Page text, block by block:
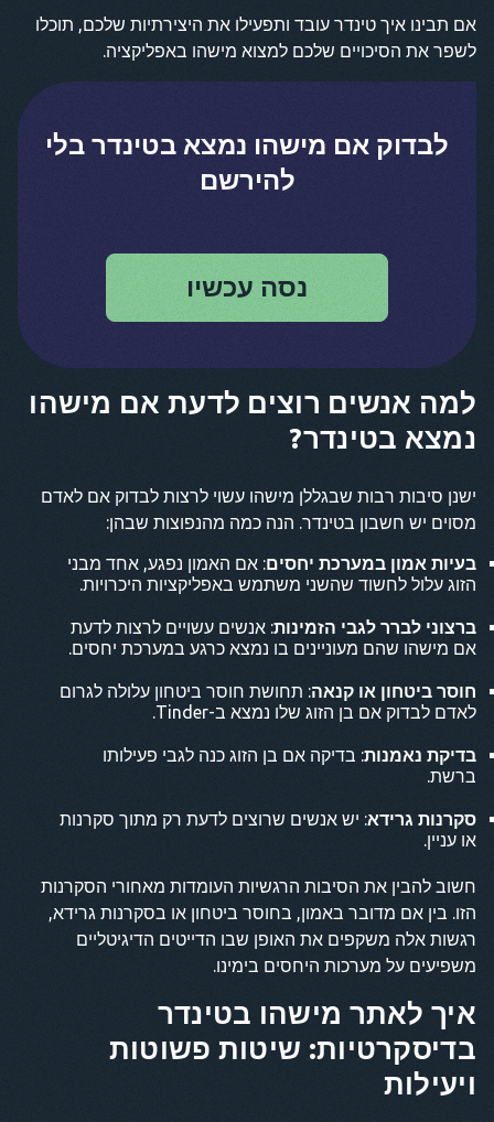
אם תבינו איך טינדר עובד ותפעילו את היצירתיות שלכם, תוכלו
לשפר את הסיכויים שלכם למצוא מישהו באפליקציה.
לבדוק אם מישהו נמצא בטינדר בלי
להירשם
נסה עכשיו
למה אנשים רוצים לדעת אם מישהו
נמצא בטינדר?
ישנן סיבות רבות שבגללן מישהו עשוי לרצות לבדוק אם לאדם
מסוים יש חשבון בטינדר. הנה כמה מהנפוצות שבהן:
בעיות אמון במערכת יחסים: אם האמון נפגע, אחד מבני
הזוג עלול לחשוד שהשני משתמש באפליקציות היכרויות.
ברצוני לברר לגבי הזמינות: אנשים עשויים לרצות לדעת
אם מישהו שהם מעוניינים בו נמצא כרגע במערכת יחסים.
חוסר ביטחון או קנאה: תחושת חוסר ביטחון עלולה לגרום
לאדם לבדוק אם בן הזוג שלו נמצא ב-Tinder.
בדיקת נאמנות: בדיקה אם בן הזוג כנה לגבי פעילותו
ברשת.
סקרנות גרידא: יש אנשים שרוצים לדעת רק מתוך סקרנות
או עניין.
חשוב להבין את הסיבות הרגשיות העומדות מאחורי הסקרנות
הזו. בין אם מדובר באמון, בחוסר ביטחון או בסקרנות גרידא,
רגשות אלה משקפים את האופן שבו הדייטים הדיגיטליים
משפיעים על מערכות היחסים בימינו.
איך לאתר מישהו בטינדר
בדיסקרטיות: שיטות פשוטות
ויעילות